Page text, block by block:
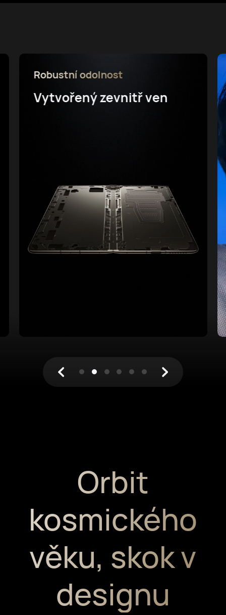
Fotoaparát Ultra Chroma
Zachyťte barvy tak, jak je
Orbit
kosmického
věku, skok v
designu